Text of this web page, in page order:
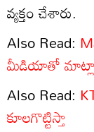
వ్యక్తం చేశారు.
Also Read:
మీడియాతో
Also Read:
కూలగొట్టిస్తా